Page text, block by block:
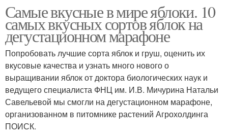
Самые вкусные в мире яблоки. 10
самых вкусных сортов яблок на
дегустационном марафоне
Попробовать лучшие сорта яблок и груш, оценить их
вкусовые качества и узнать много нового о
выращивании яблок от доктора биологических наук и
ведущего специалиста ФНЦ им. И.В. Мичурина Натальи
Савельевой мы смогли на дегустационном марафоне,
организованном в питомнике растений Агрохолдинга
ПОИСК.